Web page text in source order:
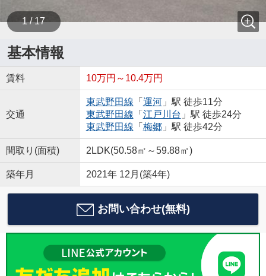
1 / 17
基本情報
賃料 10万円～10.4万円
交通
東武野田線 「 運河」駅 徒歩11分
東武野田線 「 江戸川台 」駅 徒歩24分
東武野田線 「 梅郷」駅 徒歩42分
間取り(面積) 2LDK(50.58㎡～59.88㎡)
築年月 2021年 12月(築4年)
お問い合わせ(無料)